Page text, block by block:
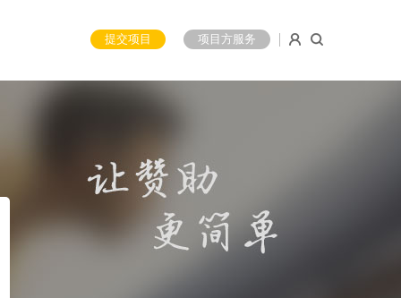
提交项目 项目方服务